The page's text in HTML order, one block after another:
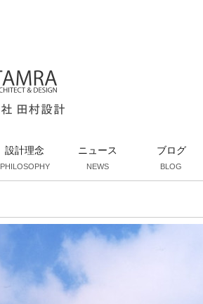
設計理念
PHILOSOPHY
ニュース
NEWS
ブログ
BLOG